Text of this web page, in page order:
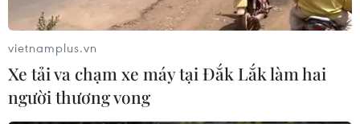
16/03/2018 12:38
Chi cục Kiểm lâm phối hợp với các ngành chức năng
của tỉnh và huyện Vị Xuyên đang khẩn trương điều tra,
xác minh làm rõ vụ gần 143 m3 gỗ quý hiếm bị chặt hạ
tại rừng đặc dụng Phong Quang.
vietnamplus.vn
Xe tải va chạm xe máy tại Đắk Lắk làm hai
người thương vong